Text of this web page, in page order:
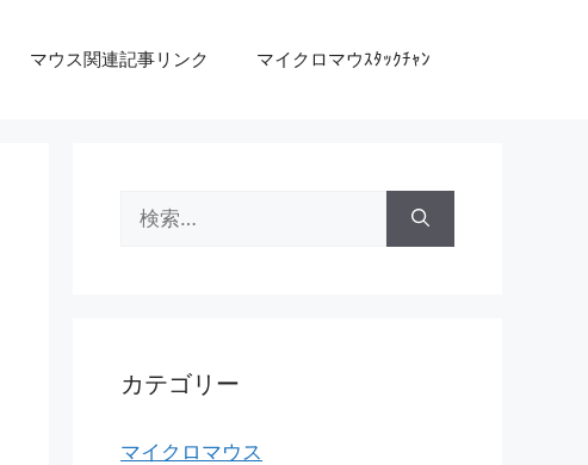
マウス関連記事リンク マイクロマウｽﾀｯｸﾁｬﾝ
索:
カテゴリー
マイクロマウス